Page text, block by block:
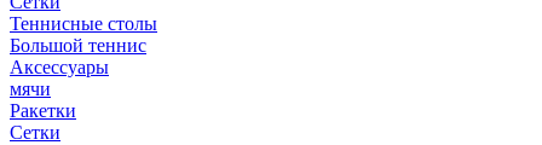
Теннисные столы
Большой теннис
Аксессуары
мячи
Ракетки
Сетки